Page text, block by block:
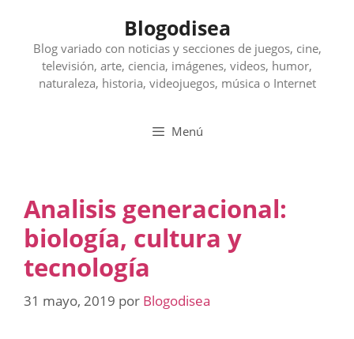
contenido
Blogodisea
Blog variado con noticias y secciones de juegos, cine,
televisión, arte, ciencia, imágenes, videos, humor,
naturaleza, historia, videojuegos, música o Internet
Menú
Analisis generacional:
biología, cultura y
tecnología
31 mayo, 2019 por Blogodisea